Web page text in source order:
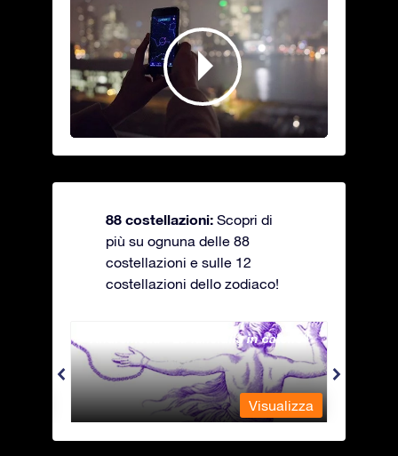
88 costellazioni: Scopri di
più su ognuna delle 88
costellazioni e sulle 12
costellazioni dello zodiaco!
Andromeda - La fanciulla in catene
Visualizza